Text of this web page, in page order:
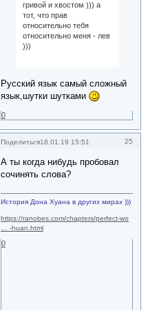
гривой и хвостом ))) а
тот, что прав
относительно тебя
относительно меня - лев
)))
Русский язык самый сложный
язык,шутки шутками
0
Поделиться 25
18.01.19 15:51
А ты когда нибудь пробовал
сочинять слова?
История Дона Хуана в других мирах )))
https://ranobes.com/chapters/perfect-wo
… -huan.html
0